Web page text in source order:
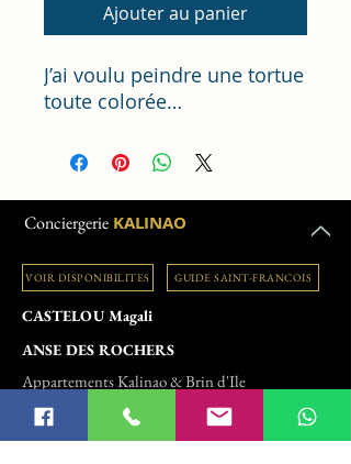
Ajouter au panier
J’ai voulu peindre une tortue
toute colorée…
Conciergerie KALINAO
VOIR DISPONIBILITES GUIDE SAINT-FRANCOIS
CASTELOU Magali
ANSE DES ROCHERS
Appartements Kalinao & Brin d'Ile
+33 6 38 18 61 07
conciergerie.kalinao@gmail.com